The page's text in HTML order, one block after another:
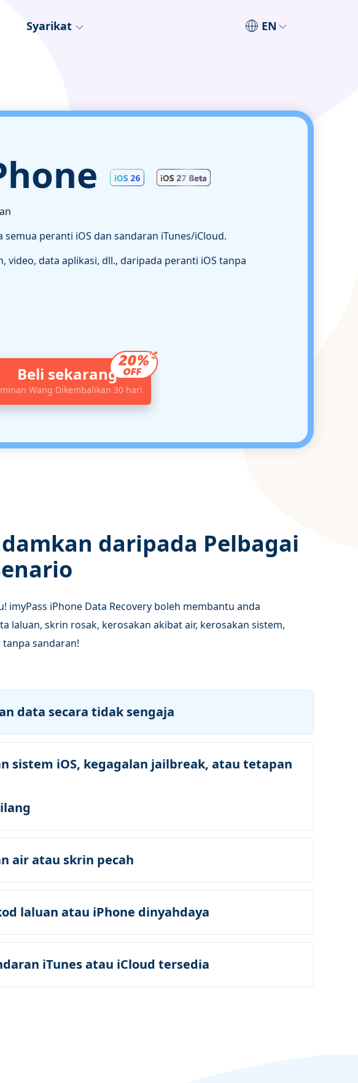
EN
Syarikat
peranti iOS dan sandaran iTunes/iCloud.
data aplikasi, dll., daripada peranti iOS tanpa
Beli sekarang
Wang Dikembalikan 30 hari
daripada Pelbagai
imyPass iPhone Data Recovery boleh membantu anda
skrin rosak, kerosakan akibat air, kerosakan sistem,
sandaran!
data secara tidak sengaja
sistem iOS, kegagalan jailbreak, atau tetapan
air atau skrin pecah
laluan atau iPhone dinyahdaya
iTunes atau iCloud tersedia